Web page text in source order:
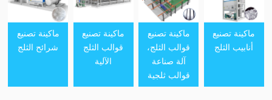
ماكينة تصنيع
أنابيب الثلج
ماكينة تصنيع
قوالب الثلج،
آلة صناعة
قوالب ثلجية
ماكينة تصنيع
قوالب الثلج
الآلية
ماكينة تصنيع
شرائح الثلج